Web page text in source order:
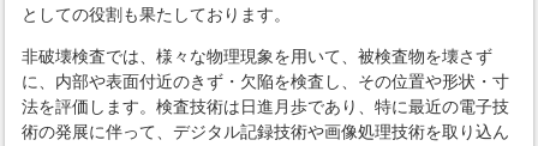
としての役割も果たしております。
非破壊検査では、様々な物理現象を用いて、被検査物を壊さず
に、内部や表面付近のきず・欠陥を検査し、その位置や形状・寸
法を評価します。検査技術は日進月歩であり、特に最近の電子技
術の発展に伴って、デジタル記録技術や画像処理技術を取り込ん